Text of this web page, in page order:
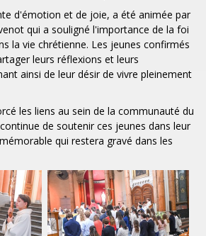
d'émotion et de joie, a été animée par
qui a souligné l'importance de la foi
la vie chrétienne. Les jeunes confirmés
leurs réflexions et leurs
ainsi de leur désir de vivre pleinement
les liens au sein de la communauté du
de soutenir ces jeunes dans leur
qui restera gravé dans les